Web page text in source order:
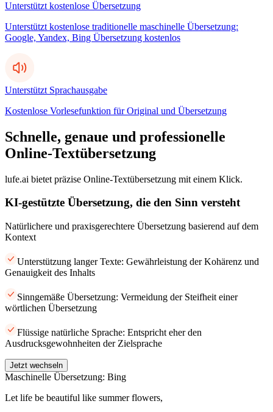
Unterstützt kostenlose Übersetzung
Unterstützt kostenlose traditionelle maschinelle Übersetzung:
Google, Yandex, Bing Übersetzung kostenlos
Unterstützt Sprachausgabe
Kostenlose Vorlesefunktion für Original und Übersetzung
Schnelle, genaue und professionelle
Online-Textübersetzung
lufe.ai bietet präzise Online-Textübersetzung mit einem Klick.
KI-gestützte Übersetzung, die den Sinn versteht
Natürlichere und praxisgerechtere Übersetzung basierend auf dem
Kontext
Unterstützung langer Texte: Gewährleistung der Kohärenz und
Genauigkeit des Inhalts
Sinngemäße Übersetzung: Vermeidung der Steifheit einer
wörtlichen Übersetzung
Flüssige natürliche Sprache: Entspricht eher den
Ausdrucksgewohnheiten der Zielsprache
Jetzt wechseln
Maschinelle Übersetzung: Bing
Let life be beautiful like summer flowers,